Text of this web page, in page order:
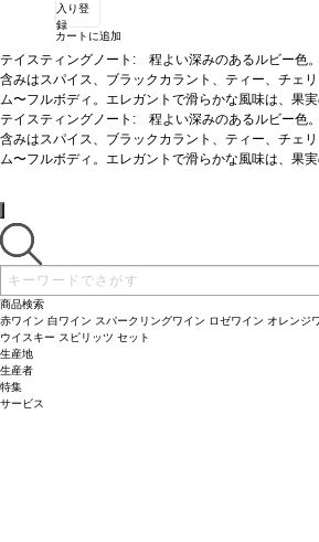
入り登
録
カートに追加
テイスティングノート:程よい深みのあるルビー色
含みはスパイス、ブラックカラント、ティー、チェ
ム〜フルボディ。エレガントで滑らかな風味は、果
支えられたバランスの取れた生き生きとした酸味を
ストラクチャーとしっかりとした滑らかなタンニン
熟成するだろう。JKW04/19 ※JKW
葡萄品種:60% カベルネ・ソーヴィニヨン、40% メ
テイスティングノート:程よい深みのあるルビー色
含みはスパイス、ブラックカラント、ティー、チェ
ム〜フルボディ。エレガントで滑らかな風味は、果
ストラクチャーとしっかりとした滑らかなタンニン
商品検索
赤ワイン 白ワイン スパークリングワイン ロゼワイン オレンジ
ウイスキー スピリッツ セット
生産地
生産者
特集
サービス